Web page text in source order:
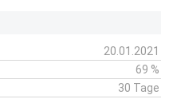
20.01.2021
69 %
30 Tage